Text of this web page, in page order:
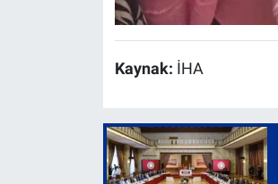
Kaynak: İHA